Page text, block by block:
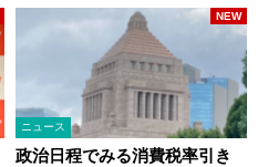
ニュース
政治日程でみる消費税率引き
NEW